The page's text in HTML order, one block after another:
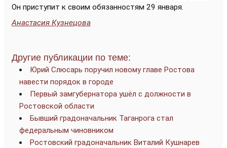
Он приступит к своим обязанностям 29 января.
Анастасия Кузнецова
Другие публикации по теме:
Юрий Слюсарь поручил новому главе Ростова
навести порядок в городе
Первый замгубернатора ушёл с должности в
Ростовской области
Бывший градоначальник Таганрога стал
федеральным чиновником
Ростовский градоначальник Виталий Кушнарев